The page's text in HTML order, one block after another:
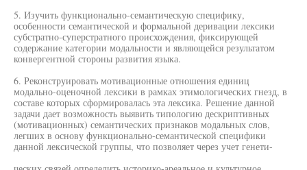
5. Изучить функционально-семантическую специфику,
особенности семантической и формальной деривации лексики
субстратно-суперстратного происхождения, фиксирующей
содержание категории модальности и являющейся результатом
конвергентной стороны развития языка.
6. Реконструировать мотивационные отношения единиц
модально-оценочной лексики в рамках этимологических гнезд, в
составе которых сформировалась эта лексика. Решение данной
задачи дает возможность выявить типологию дескриптивных
(мотивационных) семантических признаков модальных слов,
легших в основу функционально-семантической специфики
данной лексической группы, что позволяет через учет генети-